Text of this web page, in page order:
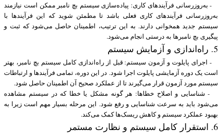
- به‌روزرسانی فرآیندهای کاری: پیاده‌سازی سیستم بچ نامبر ممکن است نیازمند
به‌روزرسانی فرآیندهای کاری فعلی باشد تا مطمئن شوید که این فرآیندها با
سیستم جدید همخوانی دارند. به این ترتیب، اطمینان حاصل می‌شود که ثبت و
پیگیری بچ نامبرها به درستی انجام می‌شود.
5. راه‌اندازی و آزمایش سیستم
- اجرای پایلوت و آزمون سیستم: قبل از راه‌اندازی کامل سیستم بچ نامبر، بهتر
است یک دوره آزمایشی پایلوت اجرا شود. در این دوره، تمامی فرآیندها و ارتباطات
سیستم مورد آزمون قرار می‌گیرند تا از عملکرد صحیح آن اطمینان حاصل شود.
- شناسایی و اصلاح خطاها: هر گونه مشکل یا خطا که در سیستم مشاهده
می‌شود باید به سرعت شناسایی و رفع شود. این مرحله بسیار مهم است زیرا به
بهبود عملکرد سیستم و کاهش ریسک‌ها کمک می‌کند.
6. استقرار کامل سیستم و نظارت مستمر